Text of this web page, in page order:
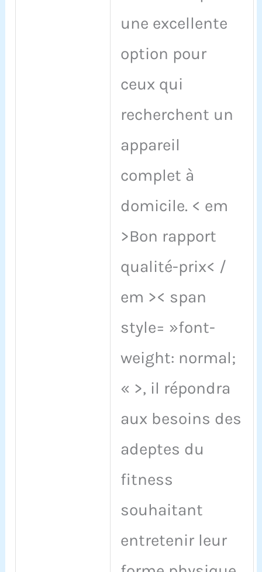
une excellente
option pour
ceux qui
recherchent un
appareil
complet à
domicile. < em
>Bon rapport
qualité-prix< /
em >< span
style= »font-
weight: normal;
« >, il répondra
aux besoins des
adeptes du
fitness
souhaitant
entretenir leur